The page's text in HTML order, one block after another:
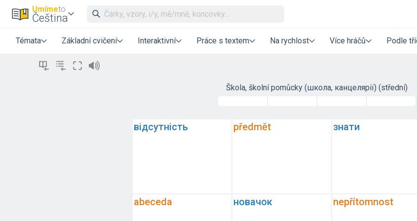
Umímeto
Čeština
Témata Základní cvičení Interaktivní Práce s textem Na rychlost Více hráčů Podle
Škola, školní pomůcky (школа, канцелярії) (střední)
відсутність
abeceda
předmět
новачок
знати
nepřítomnost